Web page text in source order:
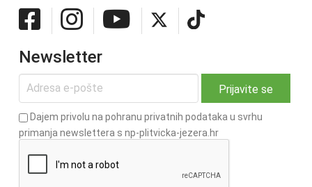
Newsletter
Dajem privolu na pohranu privatnih podataka u svrhu
primanja newslettera s np-plitvicka-jezera.hr